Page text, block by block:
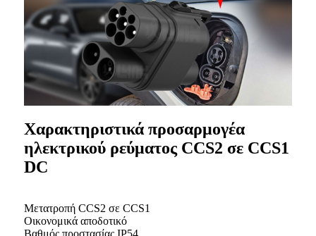
Χαρακτηριστικά προσαρμογέα
ηλεκτρικού ρεύματος CCS2 σε CCS1
DC
Μετατροπή CCS2 σε CCS1
Οικονομικά αποδοτικό
Βαθμός προστασίας IP54